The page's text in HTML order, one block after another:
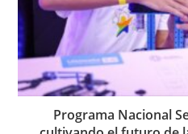
Programa Nacional